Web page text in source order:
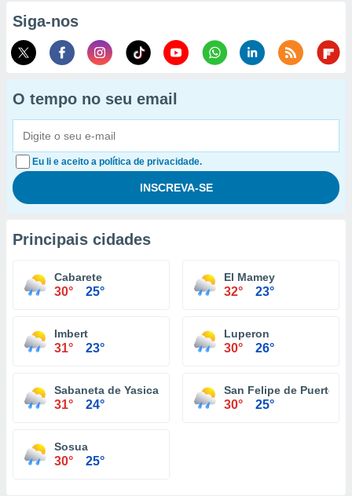
Siga-nos
O tempo no seu email
Eu li e aceito a política de privacidade.
Principais cidades
Cabarete
30° 25°
El Mamey
32° 23°
Imbert
31° 23°
Luperon
30° 26°
Sabaneta de Yasica
31° 24°
San Felipe de Puerto
30° 25°
Sosua
30° 25°